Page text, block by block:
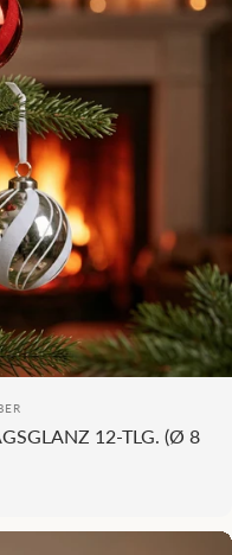
12-TLG. (Ø 8